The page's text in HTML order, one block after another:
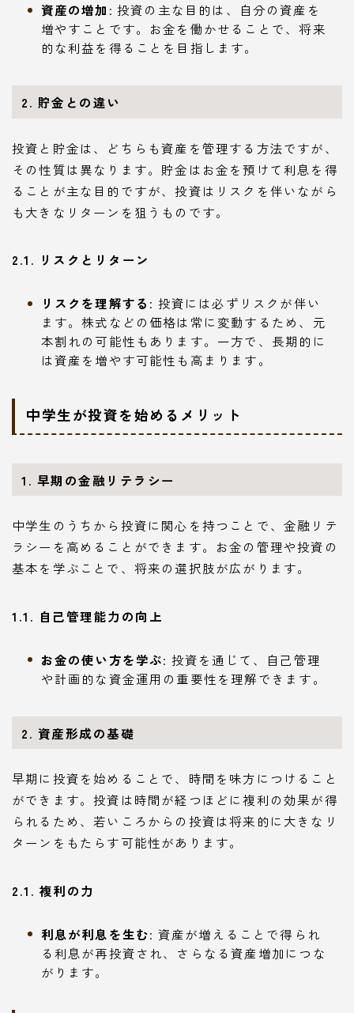
資産の増加 : 投資の主な目的は、自分の資産を
増やすことです。お金を働かせることで、将来
的な利益を得ることを目指します。
2. 貯金との違い
投資と貯金は、どちらも資産を管理する方法ですが、
その性質は異なります。貯金はお金を預けて利息を得
ることが主な目的ですが、投資はリスクを伴いながら
も大きなリターンを狙うものです。
2.1. リスクとリターン
リスクを理解する : 投資には必ずリスクが伴い
ます。株式などの価格は常に変動するため、元
本割れの可能性もあります。一方で、長期的に
は資産を増やす可能性も高まります。
中学生が投資を始めるメリット
1. 早期の金融リテラシー
中学生のうちから投資に関心を持つことで、金融リテ
ラシーを高めることができます。お金の管理や投資の
基本を学ぶことで、将来の選択肢が広がります。
1.1. 自己管理能力の向上
お金の使い方を学ぶ: 投資を通じて、自己管理
や計画的な資金運用の重要性を理解できます。
2. 資産形成の基礎
早期に投資を始めることで、時間を味方につけること
ができます。投資は時間が経つほどに複利の効果が得
られるため、若いころからの投資は将来的に大きなリ
ターンをもたらす可能性があります。
2.1. 複利の力
利息が利息を生む: 資産が増えることで得られ
る利息が再投資され、さらなる資産増加につな
がります。